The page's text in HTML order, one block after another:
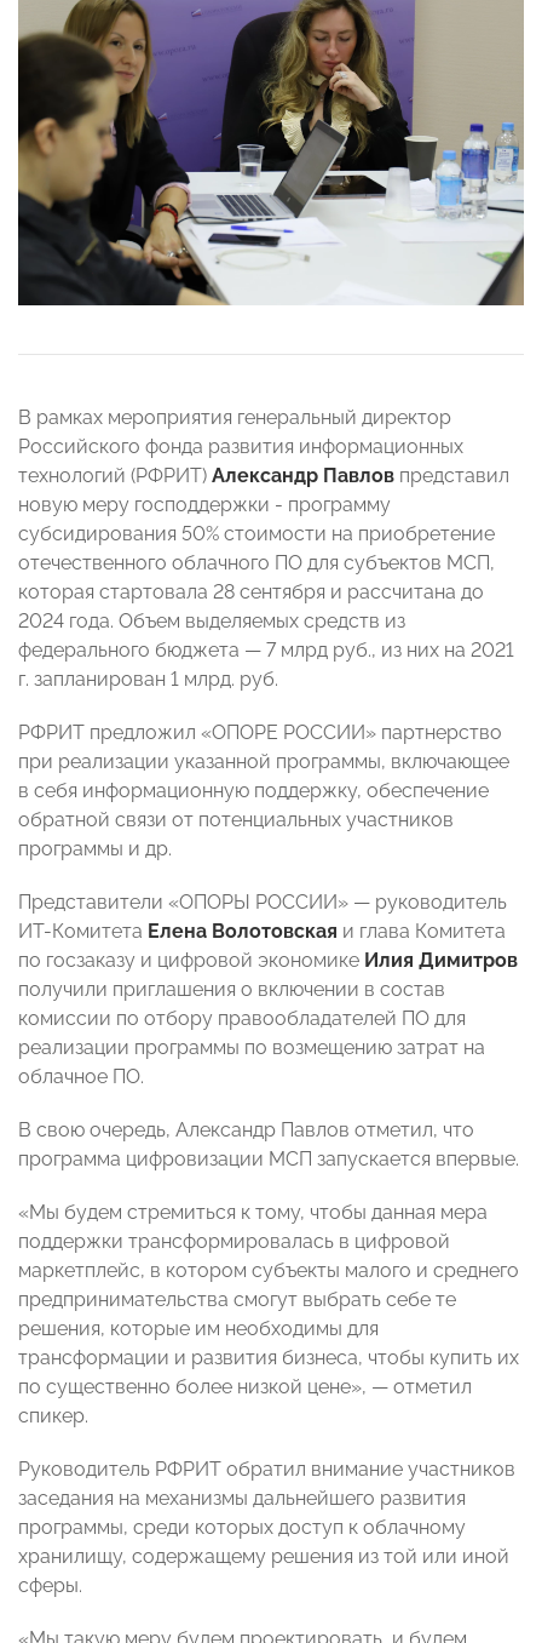
В рамках мероприятия генеральный директор
Российского фонда развития информационных
технологий (РФРИТ) Александр Павлов представил
новую меру господдержки - программу
субсидирования 50% стоимости на приобретение
отечественного облачного ПО для субъектов МСП,
которая стартовала 28 сентября и рассчитана до
2024 года. Объем выделяемых средств из
федерального бюджета — 7 млрд руб., из них на 2021
г. запланирован 1 млрд. руб.
РФРИТ предложил «ОПОРЕ РОССИИ» партнерство
при реализации указанной программы, включающее
в себя информационную поддержку, обеспечение
обратной связи от потенциальных участников
программы и др.
Представители «ОПОРЫ РОССИИ» — руководитель
ИТ-Комитета Елена Волотовская и глава Комитета
по госзаказу и цифровой экономике Илия Димитров
получили приглашения о включении в состав
комиссии по отбору правообладателей ПО для
реализации программы по возмещению затрат на
облачное ПО.
В свою очередь, Александр Павлов отметил, что
программа цифровизации МСП запускается впервые.
«Мы будем стремиться к тому, чтобы данная мера
поддержки трансформировалась в цифровой
маркетплейс, в котором субъекты малого и среднего
предпринимательства смогут выбрать себе те
решения, которые им необходимы для
трансформации и развития бизнеса, чтобы купить их
по существенно более низкой цене», — отметил
спикер.
Руководитель РФРИТ обратил внимание участников
заседания на механизмы дальнейшего развития
программы, среди которых доступ к облачному
хранилищу, содержащему решения из той или иной
сферы.